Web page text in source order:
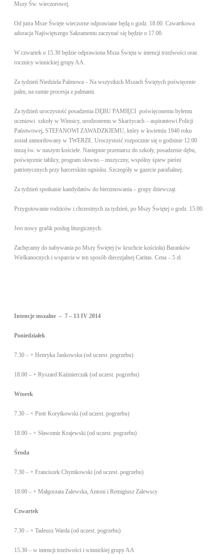
Mszy Św. wieczorowej.
Od jutra Msze Święte wieczorne odprawiane będą o godz. 18.00. Czwartkowa
adoracja Najświętszego Sakramentu zaczynać się będzie o 17.00.
W czwartek o 15.30 będzie odprawiona Msza Święta w intencji trzeźwości oraz
rocznicy winnickiej grupy AA.
Za tydzień Niedziela Palmowa – Na wszystkich Mszach Świętych poświęcenie
palm, na sumie procesja z palmami.
Za tydzień uroczystość posadzenia DĘBU PAMIĘCI poświęconemu byłemu
uczniowi szkoły w Winnicy, urodzonemu w Skarżycach – aspirantowi Policji
Państwowej, STEFANOWI ZAWADZKIEMU, który w kwietniu 1940 roku
został zamordowany w TWERZE. Uroczystość rozpocznie się o godzinie 12.00
mszą św. w naszym kościele. Następnie przemarsz do szkoły, posadzenie dębu,
poświęcenie tablicy, program słowno – muzyczny, wspólny śpiew pieśni
patriotycznych przy harcerskim ognisku. Szczegóły w gazecie parafialnej.
Za tydzień spotkanie kandydatów do bierzmowania – grupy dziewcząt.
Przygotowanie rodziców i chrzestnych za tydzień, po Mszy Świętej o godz. 15.00.
Jest nowy grafik posług liturgicznych.
Zachęcamy do nabywania po Mszy Świętej (w kruchcie kościoła) Baranków
Wielkanocnych i wsparcia w ten sposób diecezjalnej Caritas. Cena – 5 zł.
Intencje mszalne – 7 – 13 IV 2014
Poniedziałek
7.30 – + Henryka Jankowska (od uczest. pogrzebu)
18.00 – + Ryszard Kaźmierczak (od uczest. pogrzebu)
Wtorek
7.30 – + Piotr Korytkowski (od uczest. pogrzebu)
18.00 – + Sławomir Krajewski (od uczest. pogrzebu)
Środa
7.30 – + Franciszek Chymkowski (od uczest. pogrzebu)
18.00 – + Małgorzata Zalewska, Antoni i Remigiusz Zalewscy
Czwartek
7.30 – + Tadeusz Warda (od uczest. pogrzebu)
15.30 – w intencji trzeźwości i winnickiej grupy AA